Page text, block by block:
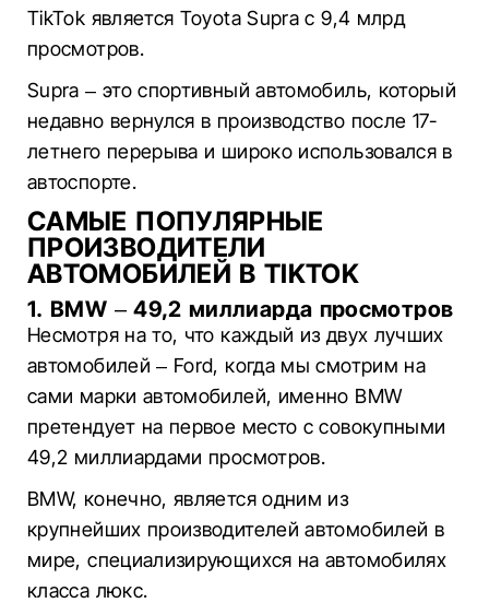
TikTok является Toyota Supra с 9,4 млрд
просмотров.
Supra – это спортивный автомобиль, который
недавно вернулся в производство после 17-
летнего перерыва и широко использовался в
автоспорте.
САМЫЕ ПОПУЛЯРНЫЕ
ПРОИЗВОДИТЕЛИ
АВТОМОБИЛЕЙ В TIKTOK
1. BMW – 49,2 миллиарда просмотров
Несмотря на то, что каждый из двух лучших
автомобилей – Ford, когда мы смотрим на
сами марки автомобилей, именно BMW
претендует на первое место с совокупными
49,2 миллиардами просмотров.
BMW, конечно, является одним из
крупнейших производителей автомобилей в
мире, специализирующихся на автомобилях
класса люкс.